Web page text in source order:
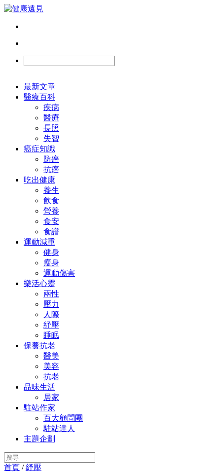
最新文章
醫療百科
疾病
醫療
長照
失智
癌症知識
防癌
抗癌
吃出健康
養生
飲食
營養
食安
食譜
運動減重
健身
瘦身
運動傷害
樂活心靈
兩性
壓力
人際
紓壓
睡眠
保養抗老
醫美
美容
抗老
品味生活
居家
駐站作家
百大顧問團
駐站達人
主題企劃
首頁 /紓壓